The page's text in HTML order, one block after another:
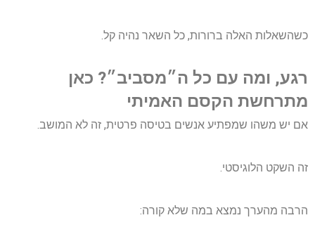
כשהשאלות האלה ברורות, כל השאר נהיה קל.
רגע, ומה עם כל ה״מסביב״? כאן
מתרחשת הקסם האמיתי
אם יש משהו שמפתיע אנשים בטיסה פרטית, זה לא המושב.
זה השקט הלוגיסטי.
הרבה מהערך נמצא במה שלא קורה: